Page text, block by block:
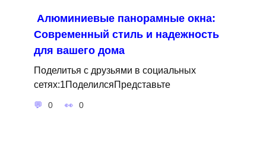
Алюминиевые панорамные окна:
Современный стиль и надежность
для вашего дома
Поделитья с друзьями в социальных
сетях:1ПоделилсяПредставьте
0 0